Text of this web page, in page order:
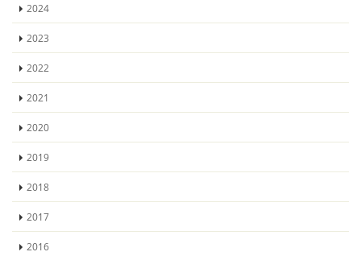
2024
2023
2022
2021
2020
2019
2018
2017
2016